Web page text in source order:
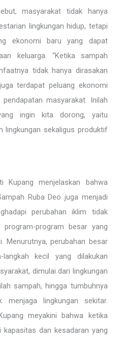
masyarakat tidak hanya
lingkungan hidup, tetapi
ekonomi baru yang dapat
keluarga. “Ketika sampah
tidak hanya dirasakan
terdapat peluang ekonomi
masyarakat. Inilah
ingin kita dorong, yaitu
lingkungan sekaligus produktif
Kupang menjelaskan bahwa
Ruba Deo juga menjadi
perubahan iklim tidak
program besar yang
Menurutnya, perubahan besar
kecil yang dilakukan
dimulai dari lingkungan
sampah, hingga tumbuhnya
menjaga lingkungan sekitar.
meyakini bahwa ketika
dan kesadaran yang